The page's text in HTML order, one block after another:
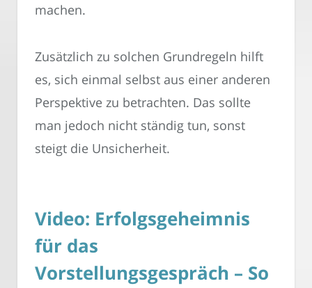
machen.
Zusätzlich zu solchen Grundregeln hilft
es, sich einmal selbst aus einer anderen
Perspektive zu betrachten. Das sollte
man jedoch nicht ständig tun, sonst
steigt die Unsicherheit.
Video: Erfolgsgeheimnis
für das
Vorstellungsgespräch – So